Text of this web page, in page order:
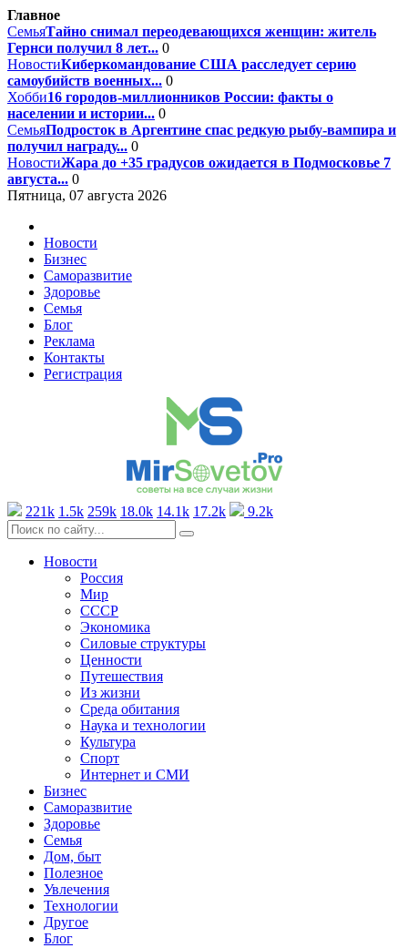
Главное
СемьяТайно снимал переодевающихся женщин: житель
Гернси получил 8 лет... 0
НовостиКиберкомандование США расследует серию
самоубийств военных... 0
Хобби16 городов-миллионников России: факты о
населении и истории... 0
СемьяПодросток в Аргентине спас редкую рыбу-вампира и
получил награду... 0
НовостиЖара до +35 градусов ожидается в Подмосковье 7
августа... 0
Пятница, 07 августа 2026
Новости
Бизнес
Саморазвитие
Здоровье
Семья
Блог
Реклама
Контакты
Регистрация
221k 1.5k 259k 18.0k 14.1k 17.2k 9.2k
Новости
Россия
Мир
СССР
Экономика
Силовые структуры
Ценности
Путешествия
Из жизни
Среда обитания
Наука и технологии
Культура
Спорт
Интернет и СМИ
Бизнес
Саморазвитие
Здоровье
Семья
Дом, быт
Полезное
Увлечения
Технологии
Другое
Блог